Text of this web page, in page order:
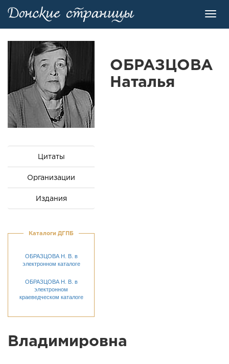
Цитаты
Организации
Издания
Каталоги ДГПБ
ОБРАЗЦОВА Н. В. в
электронном каталоге
ОБРАЗЦОВА Н. В. в
электронном
краеведческом каталоге
ОБРАЗЦОВА
Наталья
Владимировна